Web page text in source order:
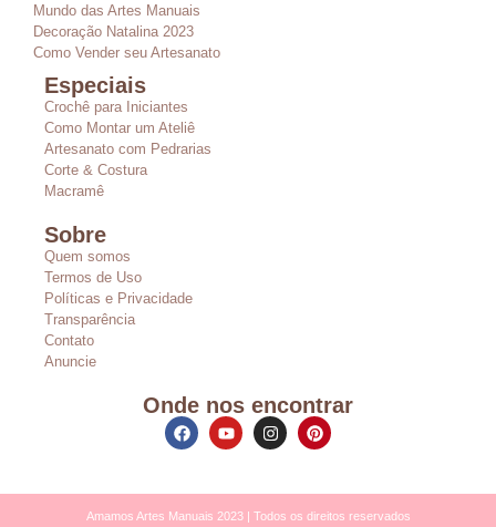
Mundo das Artes Manuais
Decoração Natalina 2023
Como Vender seu Artesanato
Especiais
Crochê para Iniciantes
Como Montar um Ateliê
Artesanato com Pedrarias
Corte & Costura
Macramê
Sobre
Quem somos
Termos de Uso
Políticas e Privacidade
Transparência
Contato
Anuncie
Onde nos encontrar
Amamos Artes Manuais 2023 | Todos os direitos reservados